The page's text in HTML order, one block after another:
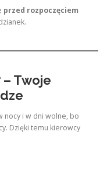
przed rozpoczęciem
Twoje
nocy i w dni wolne, bo
Dzięki temu kierowcy